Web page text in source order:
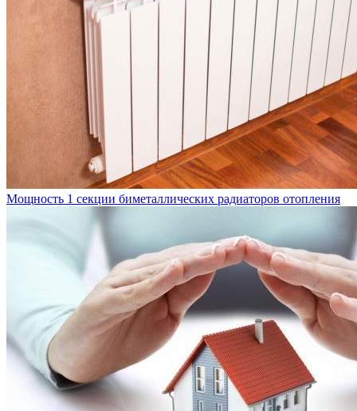
Мощность 1 секции биметаллических радиаторов отопления